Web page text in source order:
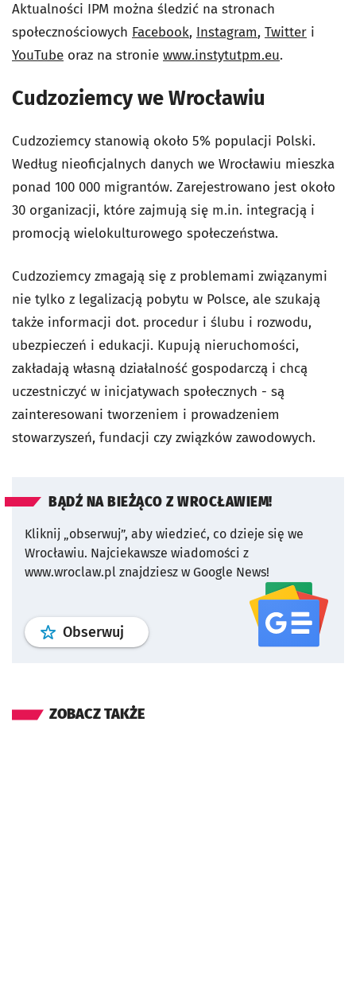
Aktualności IPM można śledzić na stronach
społecznościowych Facebook, Instagram, Twitter i
YouTube oraz na stronie www.instytutpm.eu.
Cudzoziemcy we Wrocławiu
Cudzoziemcy stanowią około 5% populacji Polski.
Według nieoficjalnych danych we Wrocławiu mieszka
ponad 100 000 migrantów. Zarejestrowano jest około
30 organizacji, które zajmują się m.in. integracją i
promocją wielokulturowego społeczeństwa.
Cudzoziemcy zmagają się z problemami związanymi
nie tylko z legalizacją pobytu w Polsce, ale szukają
także informacji dot. procedur i ślubu i rozwodu,
ubezpieczeń i edukacji. Kupują nieruchomości,
zakładają własną działalność gospodarczą i chcą
uczestniczyć w inicjatywach społecznych - są
zainteresowani tworzeniem i prowadzeniem
stowarzyszeń, fundacji czy związków zawodowych.
BĄDŹ NA BIEŻĄCO Z WROCŁAWIEM!
Kliknij „obserwuj”, aby wiedzieć, co dzieje się we
Wrocławiu. Najciekawsze wiadomości z
www.wroclaw.pl znajdziesz w Google News!
Obserwuj profil serwisu
ZOBACZ TAKŻE